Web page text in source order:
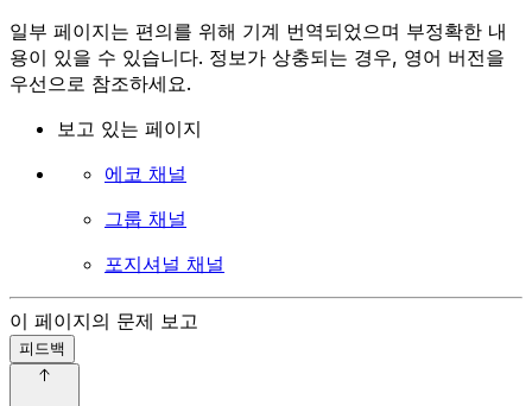
일부 페이지는 편의를 위해 기계 번역되었으며 부정확한 내
용이 있을 수 있습니다. 정보가 상충되는 경우, 영어 버전을
우선으로 참조하세요.
보고 있는 페이지
에코 채널
그룹 채널
포지셔널 채널
이 페이지의 문제 보고
피드백